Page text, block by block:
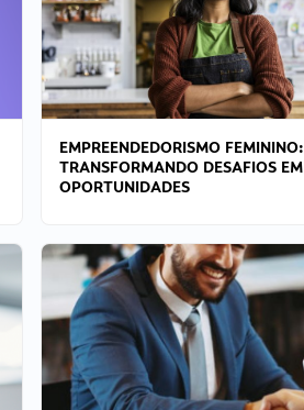
EMPREENDEDORISMO FEMININO:
TRANSFORMANDO DESAFIOS EM
OPORTUNIDADES